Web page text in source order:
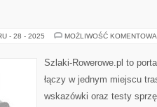
- 28 - 2025 MOŻLIWOŚĆ
Szlaki-Rowerowe.pl to
łączy w jednym miejscu
wskazówki oraz testy